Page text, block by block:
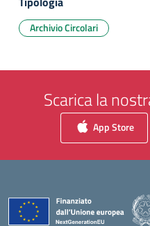
Archivio Circolari
Scarica la
App Store